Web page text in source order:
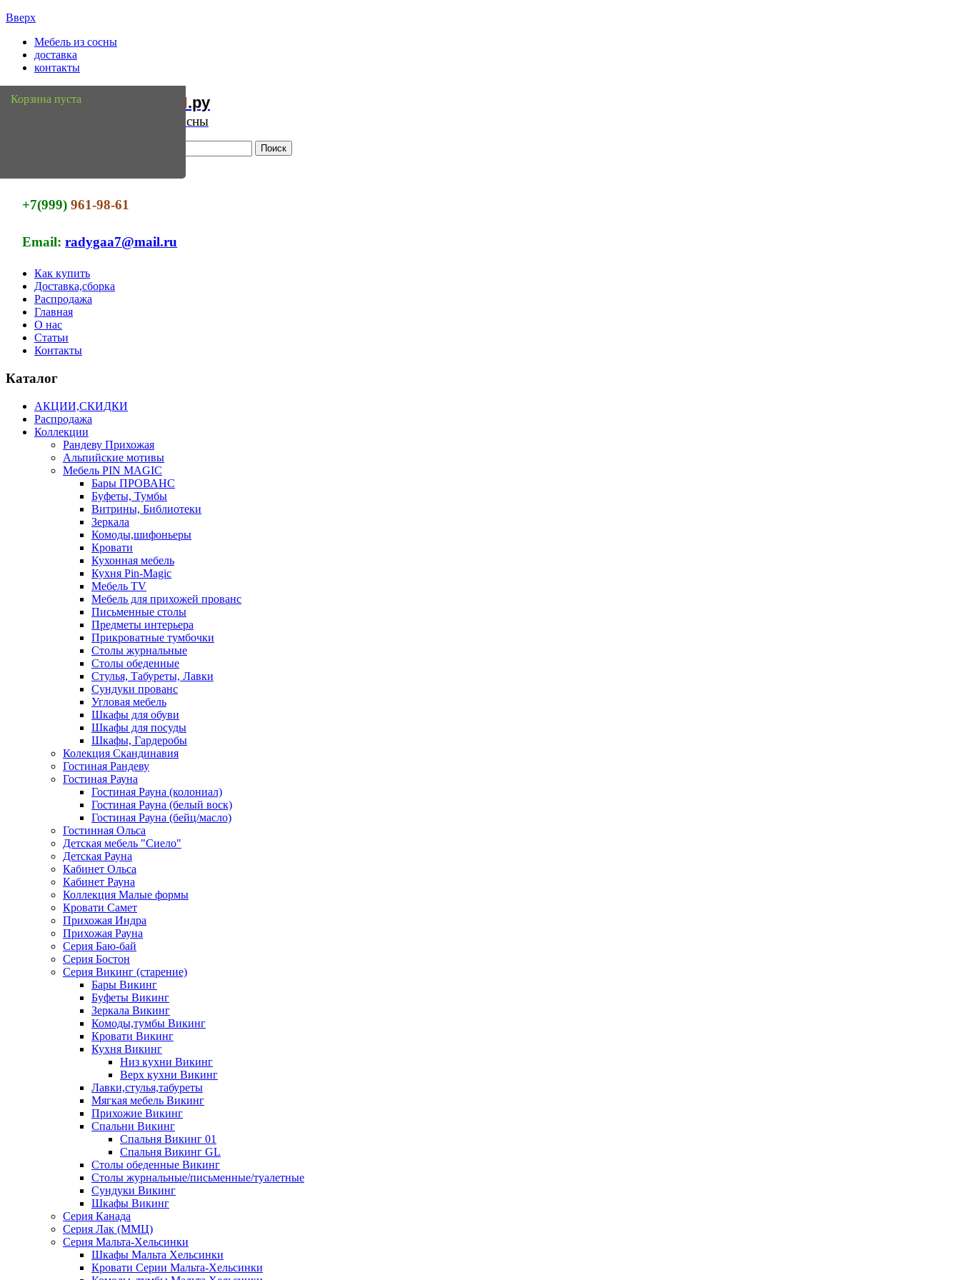
Вверх
Мебель из сосны
доставка
контакты
Мебель Сосны.ру
Интернет магазин мебели из сосны
+7(999)961-98-61
Email:radygaa7@mail.ru
Как купить
Доставка,сборка
Распродажа
Главная
О нас
Статьи
Контакты
Корзина пуста
Каталог
АКЦИИ,СКИДКИ
Распродажа
Коллекции
Рандеву Прихожая
Альпийские мотивы
Мебель PIN MAGIС
Бары ПРОВАНС
Буфеты, Тумбы
Витрины, Библиотеки
Зеркала
Комоды,шифоньеры
Кровати
Кухонная мебель
Кухня Pin-Magic
Мебель TV
Мебель для прихожей прованс
Письменные столы
Предметы интерьера
Прикроватные тумбочки
Столы журнальные
Столы обеденные
Стулья, Табуреты, Лавки
Сундуки прованс
Угловая мебель
Шкафы для обуви
Шкафы для посуды
Шкафы, Гардеробы
Колекция Скандинавия
Гостиная Рандеву
Гостиная Рауна
Гостиная Рауна (колониал)
Гостиная Рауна (белый воск)
Гостиная Рауна (бейц/масло)
Гостинная Ольса
Детская мебель "Сиело"
Детская Рауна
Кабинет Ольса
Кабинет Рауна
Коллекция Малые формы
Кровати Самет
Прихожая Индра
Прихожая Рауна
Серия Баю-бай
Серия Бостон
Серия Викинг (старение)
Бары Викинг
Буфеты Викинг
Зеркала Викинг
Комоды,тумбы Викинг
Кровати Викинг
Кухня Викинг
Низ кухни Викинг
Верх кухни Викинг
Лавки,стулья,табуреты
Мягкая мебель Викинг
Прихожие Викинг
Спальни Викинг
Спальня Викинг 01
Спальня Викинг GL
Столы обеденные Викинг
Столы журнальные/письменные/туалетные
Сундуки Викинг
Шкафы Викинг
Серия Канада
Серия Лак (ММЦ)
Серия Мальта-Хельсинки
Шкафы Мальта Хельсинки
Кровати Серии Мальта-Хельсинки